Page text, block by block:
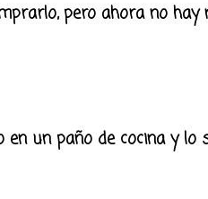
pero ahora no
un paño de cocina y lo